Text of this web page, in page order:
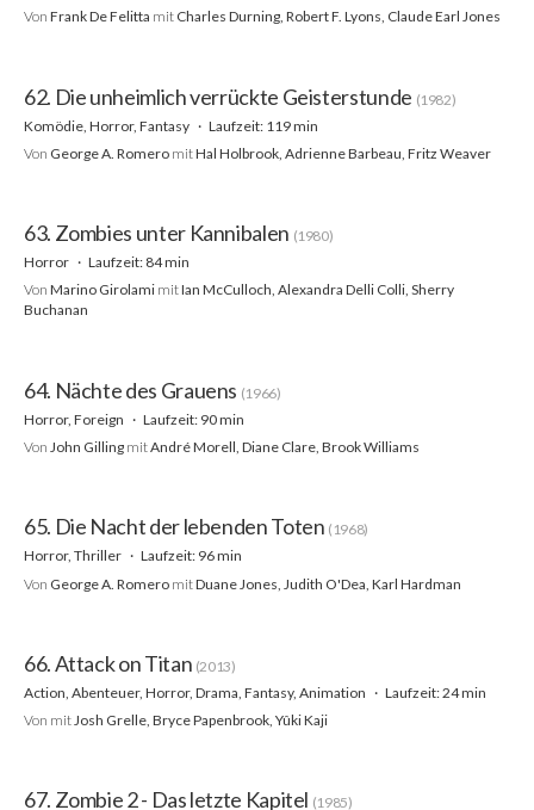
Von Frank De Felitta mit Charles Durning, Robert F. Lyons, Claude Earl Jones
62. Die unheimlich verrückte Geisterstunde (1982)
Komödie, Horror, Fantasy
Laufzeit: 119 min
Von George A. Romero mitHal Holbrook, Adrienne Barbeau, Fritz Weaver
63. Zombies unter Kannibalen (1980)
Horror
Laufzeit: 84 min
Von Marino Girolami mitIan McCulloch, Alexandra Delli Colli, Sherry
Buchanan
64. Nächte des Grauens (1966)
Horror, Foreign
Laufzeit: 90 min
Von John Gilling mitAndré Morell, Diane Clare, Brook Williams
65. Die Nacht der lebenden Toten (1968)
Horror, Thriller
Laufzeit: 96 min
Von George A. Romero mitDuane Jones, Judith O'Dea, Karl Hardman
66. Attack on Titan (2013)
Action, Abenteuer, Horror, Drama, Fantasy, Animation
Laufzeit: 24 min
Von mitJosh Grelle, Bryce Papenbrook, Yûki Kaji
67. Zombie 2 - Das letzte Kapitel (1985)